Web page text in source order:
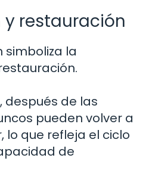
y restauración
simboliza la
después de las
pueden volver a
lo que refleja el ciclo
de